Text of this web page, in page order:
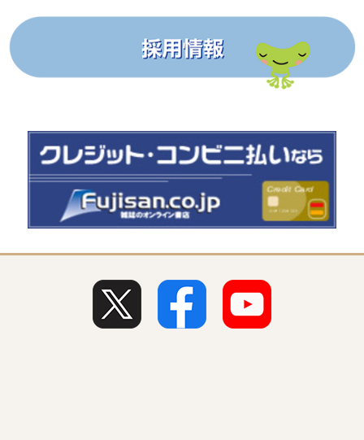
困難事例やシャドーワークの増加、ケアマネジャーの人材
不足や高齢化等、厳しい環境が続いているケアマ...